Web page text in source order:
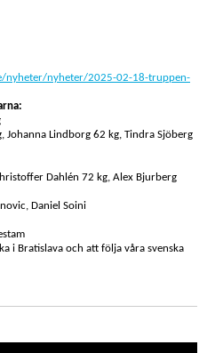
nyheter/nyheter/2025-02-18-truppen-
Johanna Lindborg 62 kg, Tindra Sjöberg
Dahlén 72 kg, Alex Bjurberg
Daniel Soini
i Bratislava och att följa våra svenska